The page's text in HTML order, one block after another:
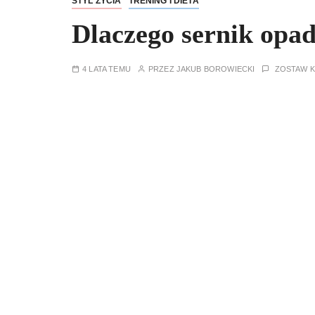
Dlaczego sernik
4 LATA TEMU PRZEZ JAKUB BOROWIECKI ZOSTAW